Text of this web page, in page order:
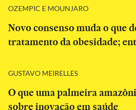
OZEMPIC E MOUNJARO
Novo consenso muda o que
tratamento da obesidade;
GUSTAVO MEIRELLES
O que uma palmeira
sobre inovação em saúde